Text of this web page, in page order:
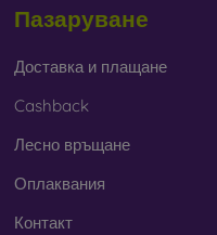
Пазаруване
Доставка и плащане
Cashback
Лесно връщане
Оплаквания
Контакт